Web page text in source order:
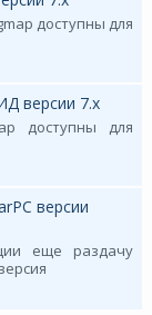
доступны для
версии 7.х
доступны для
версии
еще раздачу